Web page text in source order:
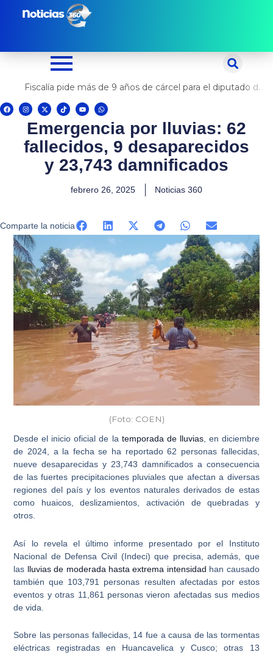
Fiscalía pide más de 9 años de cárcel para el diputado de oposición Harvey Colchado
F
a
c
I
n
s
g
r
a
X
-
t
w
t
e
T
i
k
t
o
Y
o
u
t
u
b
e
W
h
a
t
s
p
p
Emergencia por lluvias: 62
fallecidos, 9 desaparecidos
y 23,743 damnificados
febrero 26, 2025 Noticias 360
Comparte la noticia
(Foto: COEN)
Desde el inicio oficial de la temporada de lluvias, en diciembre
de 2024, a la fecha se ha reportado62 personas fallecidas,
nueve desaparecidas y 23,743 damnificadosa consecuencia
de las fuertes precipitaciones pluviales que afectan a diversas
regiones del país y los eventos naturales derivados de estas
como huaicos, deslizamientos, activación de quebradas y
otros.
Así lo revela el último informe presentado por el Instituto
Nacional de Defensa Civil (Indeci) que precisa, además, que
las lluvias de moderada hasta extrema intensidad han causado
también que 103,791 personas resulten afectadas por estos
eventos y otras 11,861 personas vieron afectadas sus medios
de vida.
Sobre las personas fallecidas, 14 fue a causa de las tormentas
eléctricas registradas en Huancavelica y Cusco; otras 13